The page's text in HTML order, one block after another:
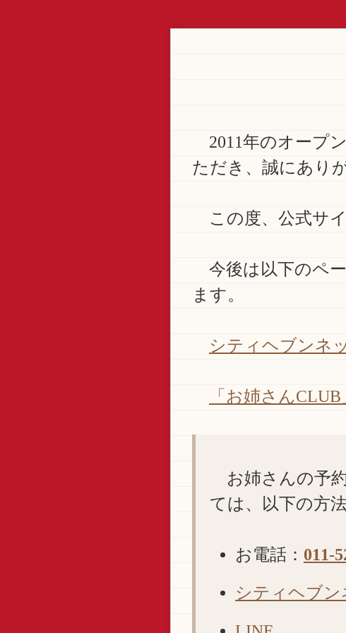
2011年のオープ
ただき、誠にあり
この度、公式サ
今後は以下のペ
ます。
シティヘブンネ
「お姉さん
お姉さんの予
ては、以下の方
お電話： 011-
シティヘブ